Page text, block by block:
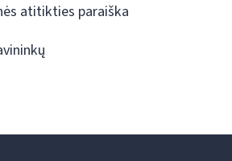
atitikties paraiška